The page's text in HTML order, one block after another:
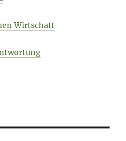
Wirtschaft